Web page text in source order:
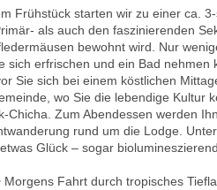
Frühstück starten wir zu einer ca.
als auch den faszinierenden
bewohnt wird. Nur
sich erfrischen und ein Bad
Sie sich bei einem köstlichen
wo Sie die lebendige Kultur
Chicha. Zum Abendessen werden
rund um die Lodge.
Glück – sogar
Morgens Fahrt durch tropisches